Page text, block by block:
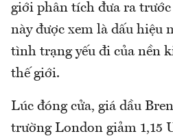
giới phân tích đưa ra
này được xem là dấu hiệu
tình trạng yếu đi của nền
thế giới.
Lúc đóng cửa, giá dầu
trường London giảm 1,15